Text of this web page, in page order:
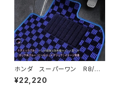
ホンダ スーパーワン R8/
5〜 JG6 ラゲッジマット・ア
ンドマット付 フロアマット一
¥22,220